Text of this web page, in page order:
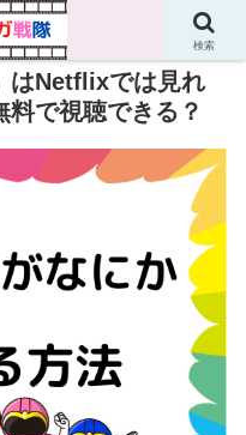
はNetflixでは見れ
で視聴できる？
検索